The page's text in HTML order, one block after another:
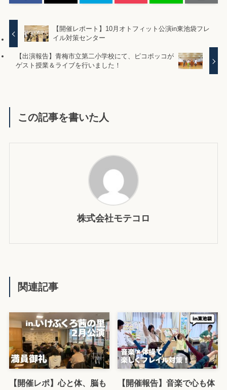
【開催レポート】10月オトフィット公演in東池袋フレ
イル対策センター
【出演報告】青梅市立第二小学校にて、ピコポッコが
ゲスト授業＆ライブを行いました！
この記事を書いた人
株式会社モテコロ
関連記事
【開催レポ】心と体、脳も
【開催報告】音楽で心も体